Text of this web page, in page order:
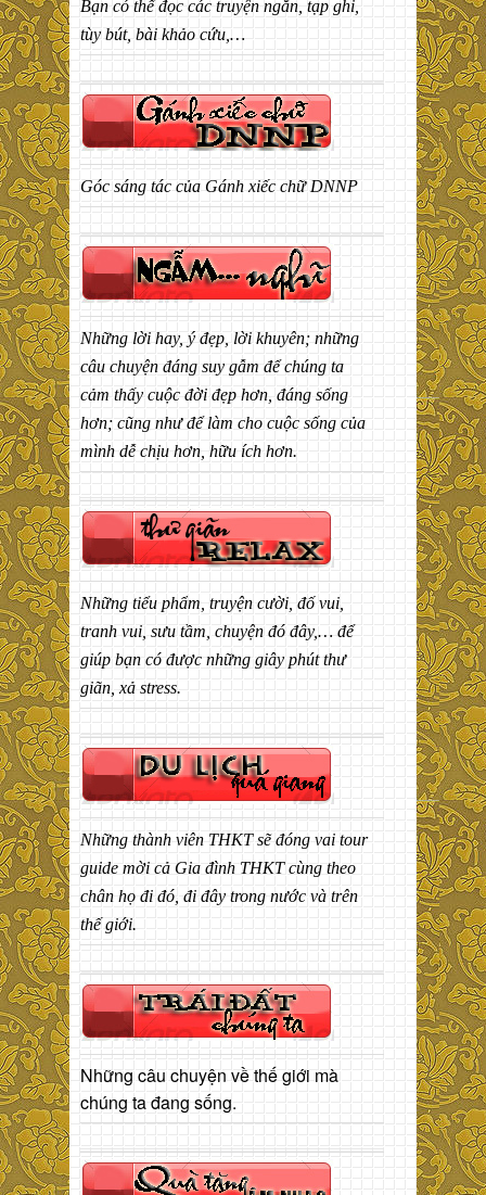
Bạn có thể đọc các truyện ngắn, tạp ghi,
tùy bút, bài khảo cứu,…
Góc sáng tác của Gánh xiếc chữ DNNP
Những lời hay, ý đẹp, lời khuyên; những
câu chuyện đáng suy gẫm để chúng ta
cảm thấy cuộc đời đẹp hơn, đáng sống
hơn; cũng như để làm cho cuộc sống của
mình dễ chịu hơn, hữu ích hơn.
Những tiểu phẩm, truyện cười, đố vui,
tranh vui, sưu tầm, chuyện đó đây,… để
giúp bạn có được những giây phút thư
giãn, xả stress.
Những thành viên THKT sẽ đóng vai tour
guide mời cả Gia đình THKT cùng theo
chân họ đi đó, đi đây trong nước và trên
thế giới.
Những câu chuyện về thế giới mà
chúng ta đang sống.